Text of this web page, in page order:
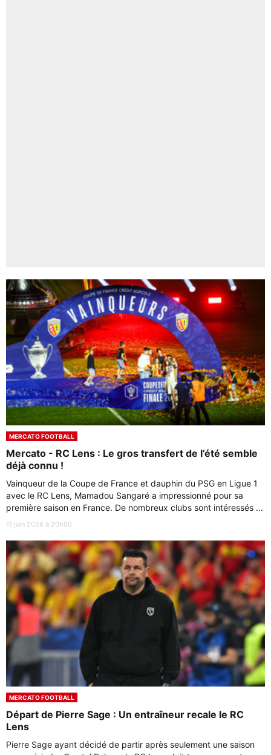
MERCATO FOOTBALL
Mercato - RC Lens : Le gros transfert de l’été semble
déjà connu !
Vainqueur de la Coupe de France et dauphin du PSG en Ligue 1
avec le RC Lens, Mamadou Sangaré a impressionné pour sa
première saison en France. De nombreux clubs sont intéressés ...
11 juin 2026 à 20h00
MERCATO FOOTBALL
Départ de Pierre Sage : Un entraîneur recale le RC
Lens
Pierre Sage ayant décidé de partir après seulement une saison